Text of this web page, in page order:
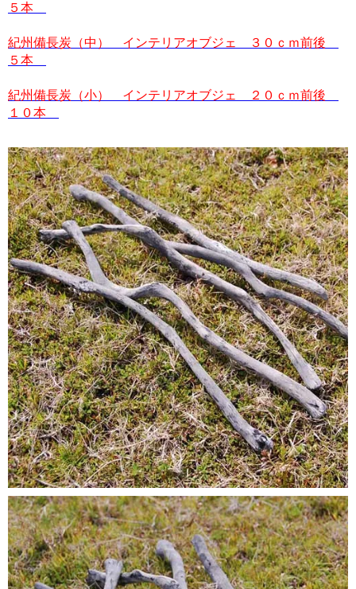
５本
紀州備長炭（中） インテリアオブジェ ３０ｃｍ前後
５本
紀州備長炭（小） インテリアオブジェ ２０ｃｍ前後
１０本